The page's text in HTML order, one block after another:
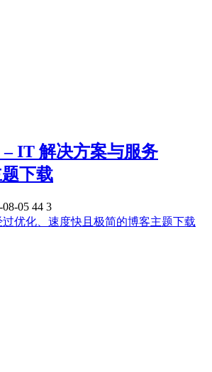
– IT 解决方案与服务
下载
08-05 44 3